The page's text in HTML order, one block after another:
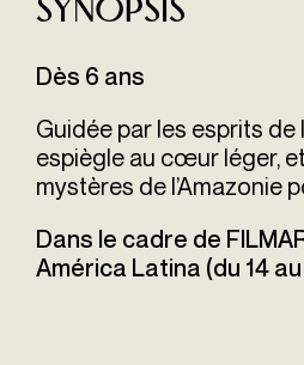
Synopsis
Dès 6 ans
Guidée par les esprits de
espiègle au cœur léger,
mystères de l’Amazonie
Dans le cadre de
América Latina (du 14